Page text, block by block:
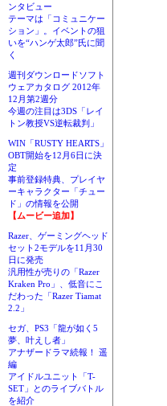
ンタビュー
テーマは「コミュニケー
ション」。イベントの狙
いを“ハンゲ太郎”氏に聞
く
週刊ダウンロードソフト
ウェアカタログ 2012年
12月第2週分
今週の注目は3DS「レイ
トン教授VS逆転裁判」
WIN「RUSTY HEARTS」
OBT開始を12月6日に決
定
事前登録特典、プレイヤ
ーキャラクター「チュー
ド」の情報を公開
【ムービー追加】
Razer、ゲーミングヘッド
セット2モデルを11月30
日に発売
汎用性が売りの「Razer
Kraken Pro」、低音にこ
だわった「Razer Tiamat
2.2」
セガ、PS3「龍が如く5
夢、叶えし者」
アナザードラマ続報！ 遥
編
アイドルユニット「T-
SET」とのライブバトル
を紹介